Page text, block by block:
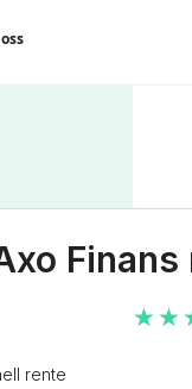
rente